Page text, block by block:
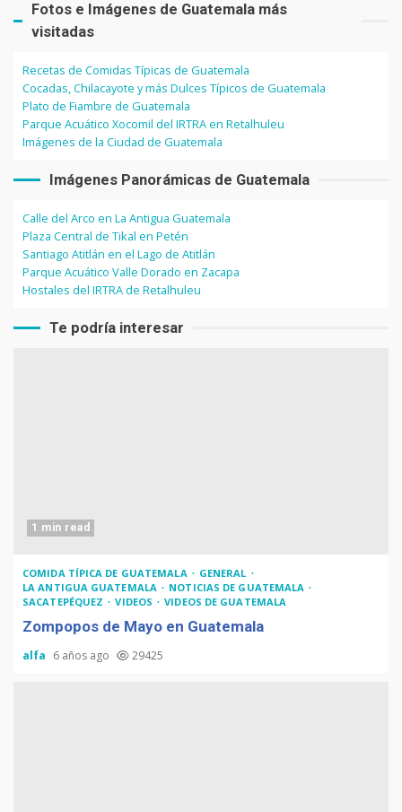
Fotos e Imágenes de Guatemala más
visitadas
Recetas de Comidas Típicas de Guatemala
Cocadas, Chilacayote y más Dulces Típicos de Guatemala
Plato de Fiambre de Guatemala
Parque Acuático Xocomil del IRTRA en Retalhuleu
Imágenes de la Ciudad de Guatemala
Imágenes Panorámicas de Guatemala
Calle del Arco en La Antigua Guatemala
Plaza Central de Tikal en Petén
Santiago Atitlán en el Lago de Atitlán
Parque Acuático Valle Dorado en Zacapa
Hostales del IRTRA de Retalhuleu
Te podría interesar
1 min read
COMIDA TÍPICA DE GUATEMALA
GENERAL
LA ANTIGUA GUATEMALA
NOTICIAS DE GUATEMALA
SACATEPÉQUEZ
VIDEOS VIDEOS DE GUATEMALA
Zompopos de Mayo en Guatemala
alfa 6 años ago 29425